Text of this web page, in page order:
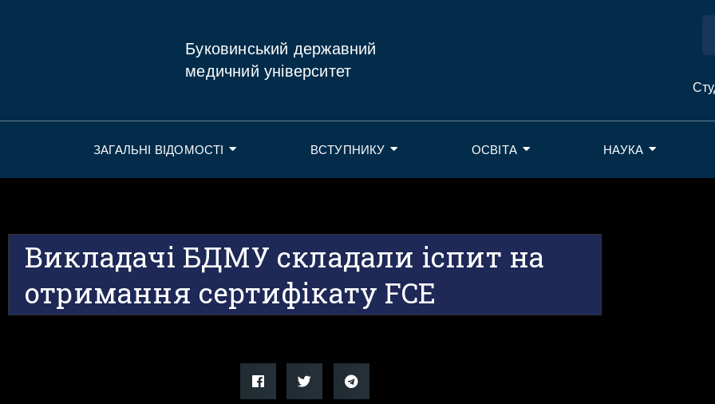
Буковинський державний
медичний університет
ЗАГАЛЬНІ ВІДОМОСТІ ВСТУПНИКУ ОСВІТА НАУКА
Викладачі БДМУ складали іспит на
отримання сертифікату FCE